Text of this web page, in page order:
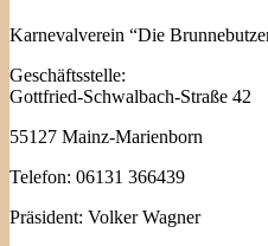
Karnevalverein “Die
Geschäftsstelle:
Gottfried-Schwalbach-Straße 42
55127 Mainz-Marienborn
Telefon: 06131 366439
Präsident: Volker Wagner